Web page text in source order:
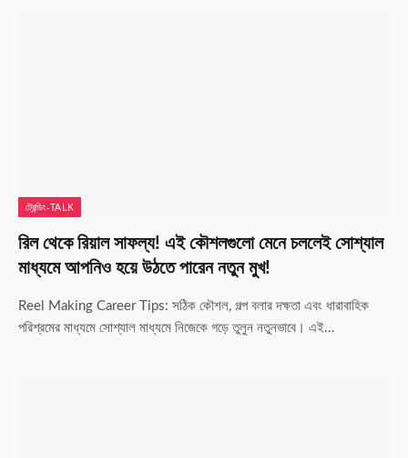
ট্রেন্ডিং-TALK
রিল থেকে রিয়াল সাফল্য! এই কৌশলগুলো মেনে চললেই সোশ্যাল
মাধ্যমে আপনিও হয়ে উঠতে পারেন নতুন মুখ!
Reel Making Career Tips: সঠিক কৌশল, গল্প বলার দক্ষতা এবং ধারাবাহিক
পরিশ্রমের মাধ্যমে সোশ্যাল মাধ্যমে নিজেকে গড়ে তুলুন নতুনভাবে। এই…